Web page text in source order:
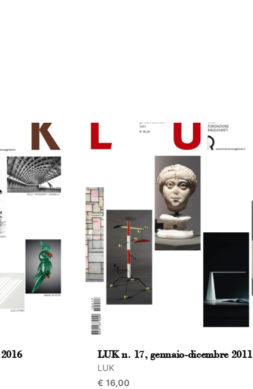
LUK n. 17, gennaio-dicembre 2011
LUK
€ 16,00